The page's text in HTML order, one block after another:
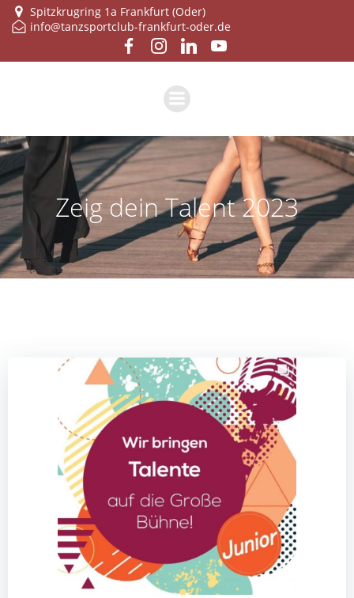
Zum
Inhalt
springen
Spitzkrugring 1a Frankfurt (Oder)
info@tanzsportclub-frankfurt-oder.de
Zeig dein Talent 2023